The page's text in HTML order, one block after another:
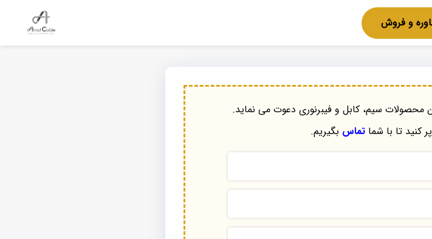
و فروش
محصولات سیم، کابل و فیبرنوری دعوت می نماید.
پر کنید تا با شماتماس بگیریم.